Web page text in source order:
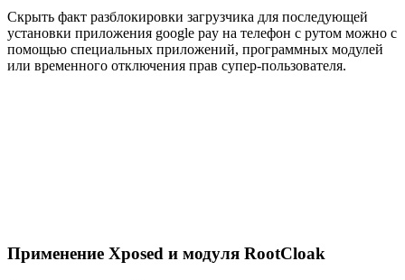
Скрыть факт разблокировки загрузчика для последующей
установки приложения google pay на телефон с рутом можно с
помощью специальных приложений, программных модулей
или временного отключения прав супер-пользователя.
Применение Xposed и модуля RootCloak